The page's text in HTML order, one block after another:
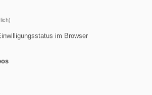
im Browser